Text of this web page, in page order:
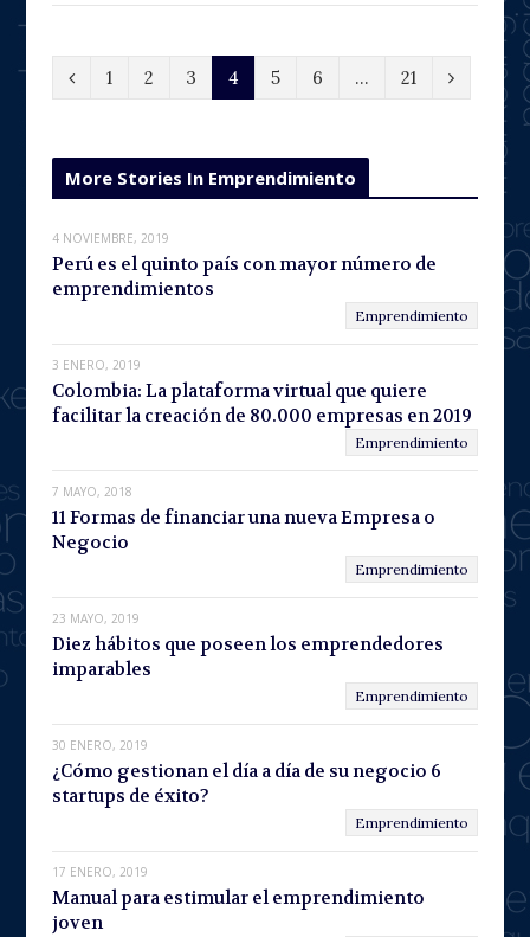
P
e
v
i
o
s
1 2 3 4 5 6 … 21
N
t
More Stories In Emprendimiento
4 NOVIEMBRE, 2019
Perú es el quinto país con mayor número de
emprendimientos
Emprendimiento
3 ENERO, 2019
Colombia: La plataforma virtual que quiere
facilitar la creación de 80.000 empresas en 2019
Emprendimiento
7 MAYO, 2018
11 Formas de financiar una nueva Empresa o
Negocio
Emprendimiento
23 MAYO, 2019
Diez hábitos que poseen los emprendedores
imparables
Emprendimiento
30 ENERO, 2019
¿Cómo gestionan el día a día de su negocio 6
startups de éxito?
Emprendimiento
17 ENERO, 2019
Manual para estimular el emprendimiento
joven